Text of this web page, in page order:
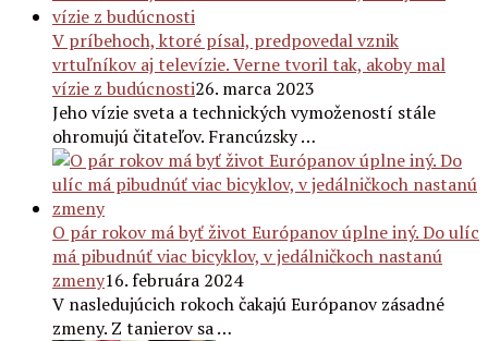
V príbehoch, ktoré písal, predpovedal vznik
vrtuľníkov aj televízie. Verne tvoril tak, akoby mal
vízie z budúcnosti26. marca 2023
Jeho vízie sveta a technických vymožeností stále
ohromujú čitateľov. Francúzsky …
O pár rokov má byť život Európanov úplne iný. Do ulíc
má pibudnúť viac bicyklov, v jedálničkoch nastanú
zmeny16. februára 2024
V nasledujúcich rokoch čakajú Európanov zásadné
zmeny. Z tanierov sa …